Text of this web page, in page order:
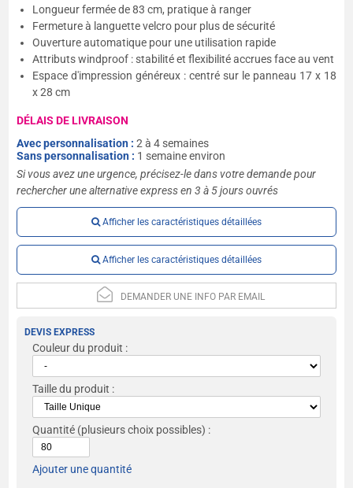
Longueur fermée de 83 cm, pratique à ranger
Fermeture à languette velcro pour plus de sécurité
Ouverture automatique pour une utilisation rapide
Attributs windproof : stabilité et flexibilité accrues face au vent
Espace d'impression généreux : centré sur le panneau 17 x 18
x 28 cm
DÉLAIS DE LIVRAISON
Avec personnalisation :2 à 4 semaines
Sans personnalisation : 1 semaine environ
Si vous avez une urgence, précisez-le dans votre demande pour
rechercher une alternative express en 3 à 5 jours ouvrés
Afficher les caractéristiques détaillées
Afficher les caractéristiques détaillées
DEMANDER UNE INFO PAR EMAIL
DEVIS EXPRESS
Couleur du produit :
Taille du produit :
Quantité (plusieurs choix possibles) :
Ajouter une quantité